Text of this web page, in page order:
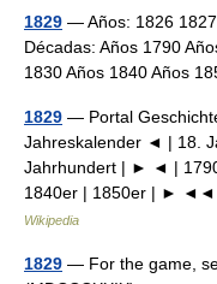
1829 — Años: 1826
Décadas: Años 1790
1830 Años 1840 Años
1829 — Portal
Jahreskalender ◄ | 18.
Jahrhundert | ► ◄ |
1840er | 1850er | ►
Wikipedia
1829 — For the game,